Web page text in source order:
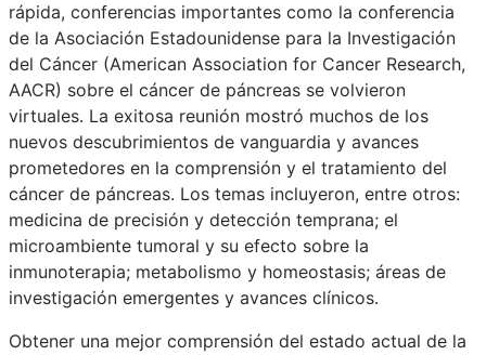
rápida, conferencias importantes como la conferencia
de la Asociación Estadounidense para la Investigación
del Cáncer (American Association for Cancer Research,
AACR) sobre el cáncer de páncreas se volvieron
virtuales. La exitosa reunión mostró muchos de los
nuevos descubrimientos de vanguardia y avances
prometedores en la comprensión y el tratamiento del
cáncer de páncreas. Los temas incluyeron, entre otros:
medicina de precisión y detección temprana; el
microambiente tumoral y su efecto sobre la
inmunoterapia; metabolismo y homeostasis; áreas de
investigación emergentes y avances clínicos.
Obtener una mejor comprensión del estado actual de la